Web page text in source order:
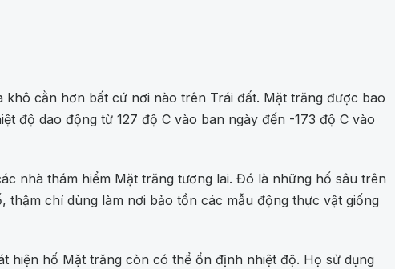
cằn hơn bất cứ nơi nào trên Trái đất. Mặt trăng được bao
độ dao động từ 127 độ C vào ban ngày đến -173 độ C vào
nhà thám hiểm Mặt trăng tương lai. Đó là những hố sâu trên
chí dùng làm nơi bảo tồn các mẫu động thực vật giống
hiện hố Mặt trăng còn có thể ổn định nhiệt độ. Họ sử dụng